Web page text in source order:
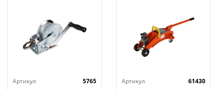
Артикул
5765
Артикул
61430